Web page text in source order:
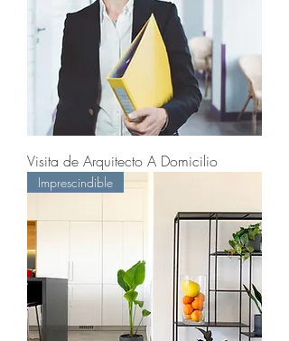
Visita de Arquitecto A Domicilio
Imprescindible